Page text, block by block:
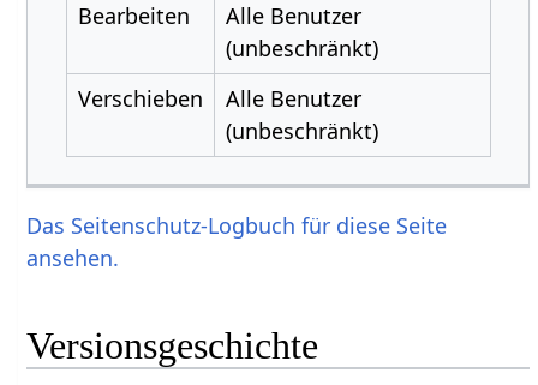
Bearbeiten
Alle Benutzer
(unbeschränkt)
Verschieben
Alle Benutzer
(unbeschränkt)
Das Seitenschutz-Logbuch für diese Seite
ansehen.
Versionsgeschichte